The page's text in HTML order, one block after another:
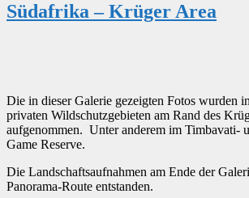
Südafrika – Krüger Area
Die in dieser Galerie gezeigten Fotos wurden
privaten Wildschutzgebieten am Rand des
aufgenommen. Unter anderem im Timbavati-
Game Reserve.
Die Landschaftsaufnahmen am Ende der
Panorama-Route entstanden.